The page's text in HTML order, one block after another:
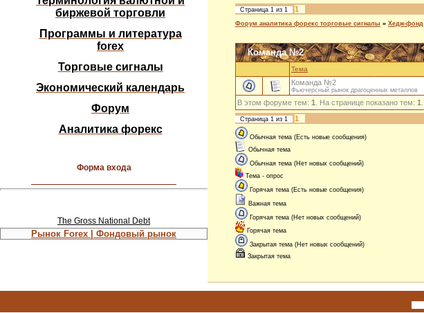
биржевой торговли
Программы и литература
forex
Торговые сигналы
Экономический календарь
Форум
Аналитика форекс
Форма входа
The Gross National Debt
Рынок Forex | Фондовый рынок
Страница 1 из 1 1
Форум аналитика форекс торговые сигналы » Хедж-фонд
Команда №2
Тема
Команда №2
Фьючерсный рынок драгоценных металлов
В этом форуме тем: 1 . На странице показано тем: 1
Страница 1 из 1 1
Обычная тема (Есть новые сообщения)
Обычная тема
Обычная тема (Нет новых сообщений)
Тема - опрос
Горячая тема (Есть новые сообщения)
Важная тема
Горячая тема (Нет новых сообщений)
Горячая тема
Закрытая тема (Нет новых сообщений)
Закрытая тема